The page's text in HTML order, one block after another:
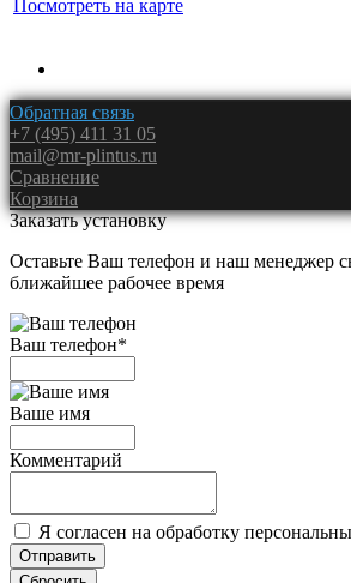
Посмотреть на карте
Обратная связь
+7 (495) 411 31 05
mail@mr-plintus.ru
Сравнение
Корзина
Заказать установку
Оставьте Ваш телефон и наш менеджер
ближайшее рабочее время
Ваш телефон*
Ваше имя
Комментарий
Я согласен на обработку